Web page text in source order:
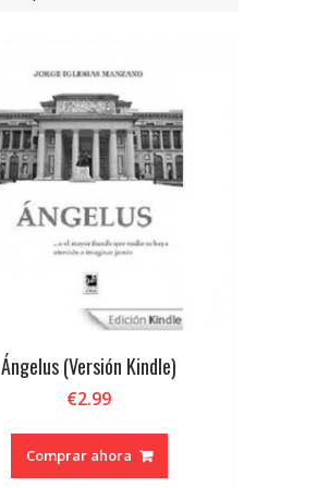
Ángelus (Versión Kindle)
€2.99
Comprar ahora